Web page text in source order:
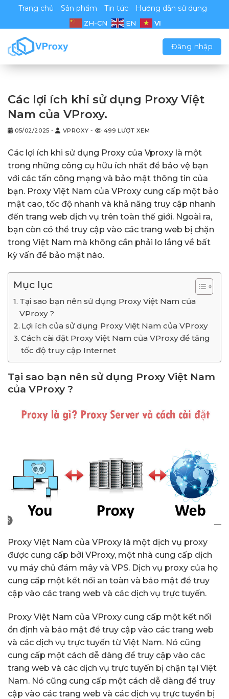
Chuyển
nội
dung
Trang chủ Sản phẩm Tin tức Hướng dẫn sử dụng
ZH-CN EN VI
Đăng nhập
Các lợi ích khi sử dụng Proxy Việt
Nam của VProxy.
05/02/2025 - VPROXY - 499 LƯỢT XEM
Các lợi ích khi sử dụng Proxy của Vproxy là một
trong những công cụ hữu ích nhất để bảo vệ bạn
với các tấn công mạng và bảo mật thông tin của
bạn. Proxy Việt Nam của VProxy cung cấp một bảo
mật cao, tốc độ nhanh và khả năng truy cập nhanh
đến trang web dịch vụ trên toàn thế giới. Ngoài ra,
bạn còn có thể truy cập vào các trang web bị chặn
trong Việt Nam mà không cần phải lo lắng về bất
kỳ vấn đề bảo mật nào.
Mục lục
Tại sao bạn nên sử dụng Proxy Việt Nam của
VProxy ?
Lợi ích của sử dụng Proxy Việt Nam của VProxy
Cách cài đặt Proxy Việt Nam của VProxy để tăng
tốc độ truy cập Internet
Tại sao bạn nên sử dụng Proxy Việt Nam
của VProxy ?
Proxy Việt Nam của VProxy là một dịch vụ proxy
được cung cấp bởi VProxy, một nhà cung cấp dịch
vụ máy chủ đám mây và VPS. Dịch vụ proxy của họ
cung cấp một kết nối an toàn và bảo mật để truy
cập vào các trang web và các dịch vụ trực tuyến.
Proxy Việt Nam của VProxy cung cấp một kết nối
ổn định và bảo mật để truy cập vào các trang web
và các dịch vụ trực tuyến từ Việt Nam. Nó cũng
cung cấp một cách dễ dàng để truy cập vào các
trang web và các dịch vụ trực tuyến bị chặn tại Việt
Nam. Nó cũng cung cấp một cách dễ dàng để truy
cập vào các trang web và các dịch vụ trực tuyến bị